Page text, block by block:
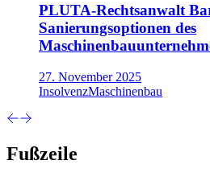
PLUTA-Rechtsanwalt
Sanierungsoptionen des
27. November 2025
InsolvenzMaschinenbau
Fußzeile